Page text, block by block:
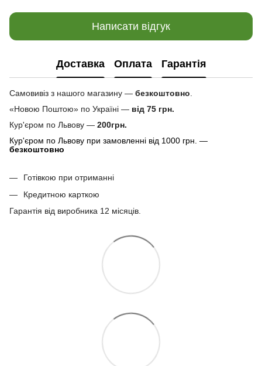
Написати відгук
Доставка Оплата Гарантія
Самовивіз з нашого магазину — безкоштовно
«Новою Поштою» по Україні — від 75 грн.
Кур'єром по Львову — 200грн.
Кур'єром по Львову при замовленні від 1000 грн. —
безкоштовно
Готівкою при отриманні
Кредитною карткою
Гарантія від виробника 12 місяців.